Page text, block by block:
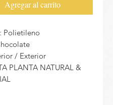
Agregar al carrito
Polietileno
/ Exterior
PLANTA NATURAL &